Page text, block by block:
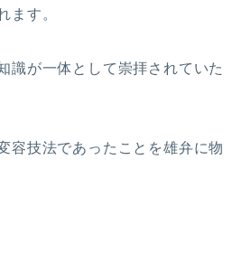
ます。
識が一体として崇拝されていた
容技法であったことを雄弁に物